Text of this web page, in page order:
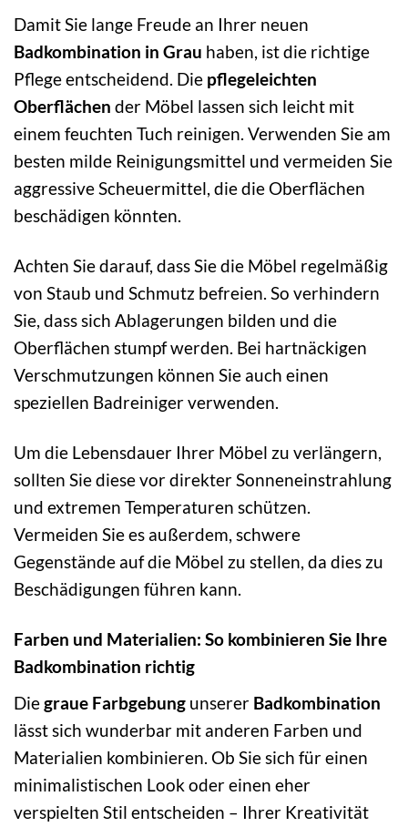
Damit Sie lange Freude an Ihrer neuen
Badkombination in Grau haben, ist die richtige
Pflege entscheidend. Die pflegeleichten
Oberflächen der Möbel lassen sich leicht mit
einem feuchten Tuch reinigen. Verwenden Sie am
besten milde Reinigungsmittel und vermeiden Sie
aggressive Scheuermittel, die die Oberflächen
beschädigen könnten.
Achten Sie darauf, dass Sie die Möbel regelmäßig
von Staub und Schmutz befreien. So verhindern
Sie, dass sich Ablagerungen bilden und die
Oberflächen stumpf werden. Bei hartnäckigen
Verschmutzungen können Sie auch einen
speziellen Badreiniger verwenden.
Um die Lebensdauer Ihrer Möbel zu verlängern,
sollten Sie diese vor direkter Sonneneinstrahlung
und extremen Temperaturen schützen.
Vermeiden Sie es außerdem, schwere
Gegenstände auf die Möbel zu stellen, da dies zu
Beschädigungen führen kann.
Farben und Materialien: So kombinieren Sie Ihre
Badkombination richtig
Diegraue Farbgebung unserer Badkombination
lässt sich wunderbar mit anderen Farben und
Materialien kombinieren. Ob Sie sich für einen
minimalistischen Look oder einen eher
verspielten Stil entscheiden – Ihrer Kreativität